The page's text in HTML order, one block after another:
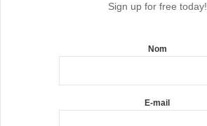
Sign up for free today!
Nom
E-mail